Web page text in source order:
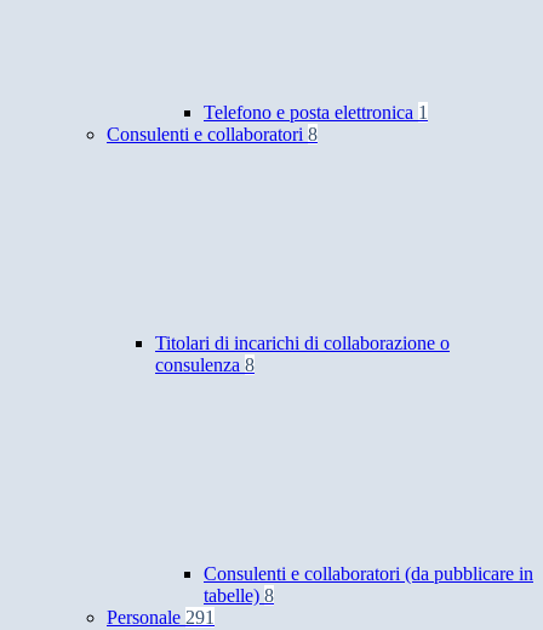
Telefono e posta elettronica 1
Consulenti e collaboratori 8
Titolari di incarichi di collaborazione o
consulenza 8
Consulenti e collaboratori (da pubblicare in
tabelle) 8
Personale 291